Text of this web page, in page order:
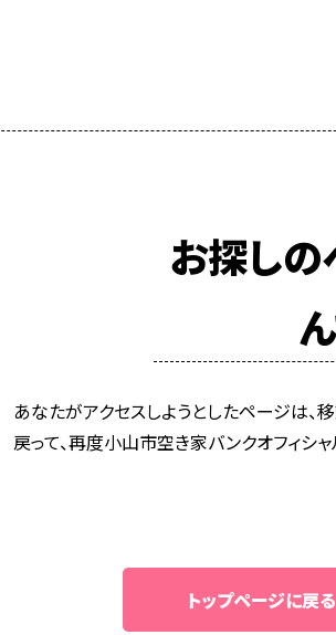
お探しの
あなたがアクセスしようとしたページは、
戻って、再度小山市空き家バンクオフィシャ
トップページに戻る